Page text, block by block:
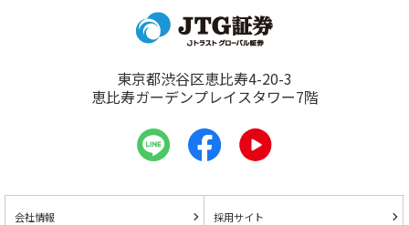
東京都渋谷区恵比寿4-20-3
恵比寿ガーデンプレイスタワー7階
会社情報 採用サイト